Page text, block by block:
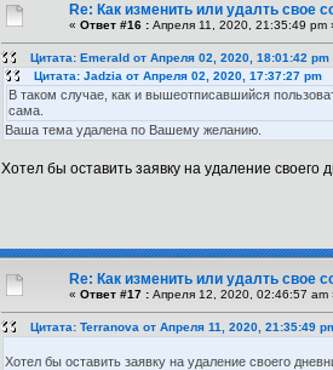
Re: Как изменить или удалть свое
« Ответ #16 : Апреля 11, 2020, 21:35:49 pm
Цитата: Emerald от Апреля 02, 2020, 18:01:42 pm
Цитата: Jadzia от Апреля 02, 2020, 17:37:27 pm
В таком случае, как и вышеотписавшийся
сама.
Ваша тема удалена по Вашему желанию.
Хотел бы оставить заявку на удаление
Re: Как изменить или удалть свое
« Ответ #17 : Апреля 12, 2020, 02:46:57 am
Цитата: Terranova от Апреля 11, 2020, 21:35:49
Хотел бы оставить заявку на удаление своего